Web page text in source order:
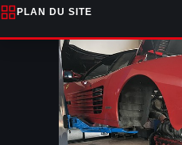
PLAN DU SITE